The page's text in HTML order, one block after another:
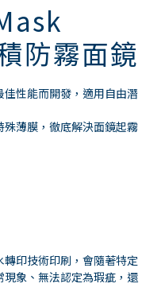
防霧面鏡
性能而開發，適用自由潛
薄膜，徹底解決面鏡起霧
轉印技術印刷，會隨著特定
象、無法認定為瑕疵，還